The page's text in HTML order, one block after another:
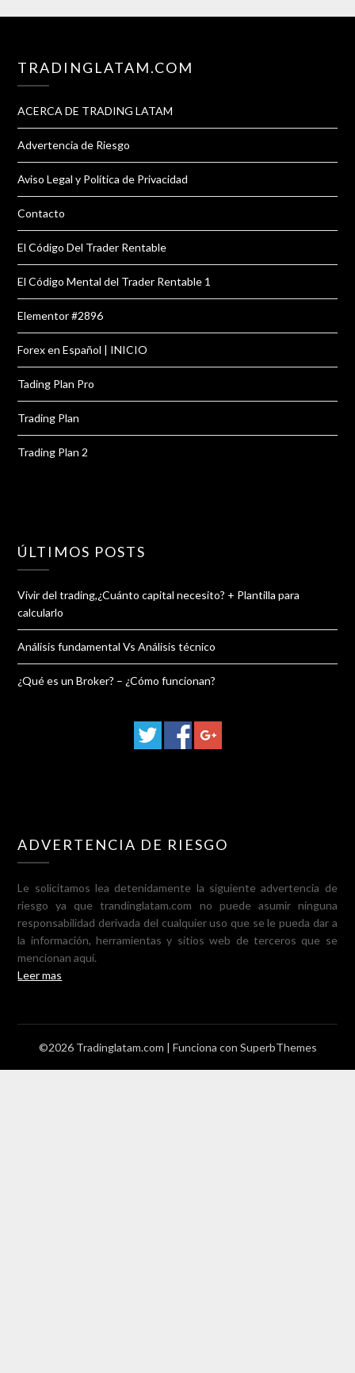
TRADINGLATAM.COM
ACERCA DE TRADING LATAM
Advertencia de Riesgo
Aviso Legal y Política de Privacidad
Contacto
El Código Del Trader Rentable
El Código Mental del Trader Rentable 1
Elementor #2896
Forex en Español | INICIO
Tading Plan Pro
Trading Plan
Trading Plan 2
ÚLTIMOS POSTS
Vivir del trading,¿Cuánto capital necesito? + Plantilla para
calcularlo
Análisis fundamental Vs Análisis técnico
¿Qué es un Broker? – ¿Cómo funcionan?
ADVERTENCIA DE RIESGO
Le solicitamos lea detenidamente la siguiente advertencia de
riesgo ya que trandinglatam.com no puede asumir ninguna
responsabilidad derivada del cualquier uso que se le pueda dar a
la información, herramientas y sitios web de terceros que se
mencionan aquí.
Leer mas
©2026 Tradinglatam.com | Funciona con SuperbThemes